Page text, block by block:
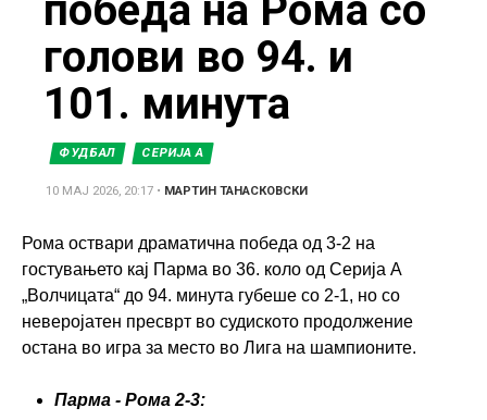
here
победа на Рома со
голови во 94. и
101. минута
ФУДБАЛ СЕРИЈА А
10 МАЈ 2026, 20:17 • МАРТИН ТАНАСКОВСКИ
Рома оствари драматична победа од 3-2 на
гостувањето кај Парма во 36. коло од Серија А
„Волчицата“ до 94. минута губеше со 2-1, но со
неверојатен пресврт во судиското продолжение
остана во игра за место во Лига на шампионите.
Парма - Рома 2-3: